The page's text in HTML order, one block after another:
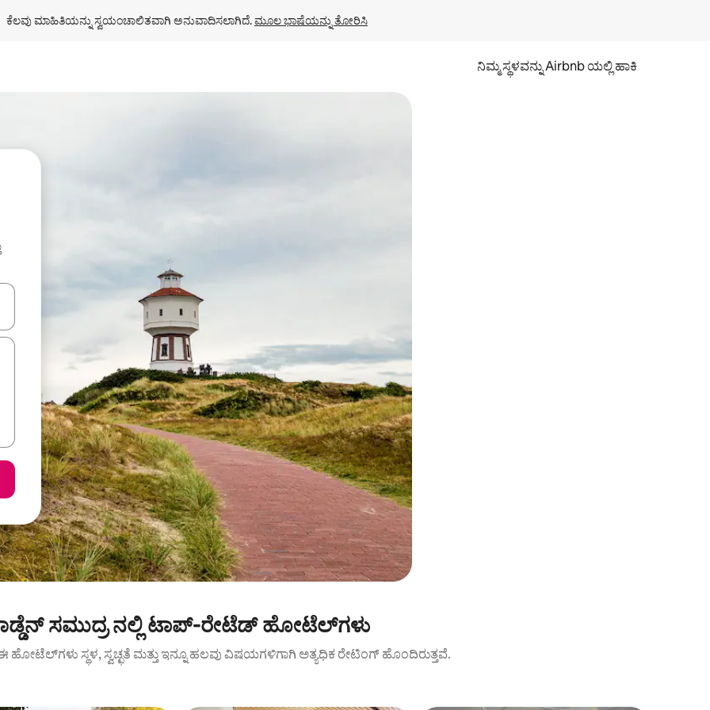
ಕೆಲವು ಮಾಹಿತಿಯನ್ನು ಸ್ವಯಂಚಾಲಿತವಾಗಿ ಅನುವಾದಿಸಲಾಗಿದೆ. ಮೂಲ ಭಾಷೆಯನ್ನು ತೋರಿಸಿ
ನಿಮ್ಮ ಸ್ಥಳವನ್ನು Airbnb ಯಲ್ಲಿ ಹಾಕಿ
ನ್ಯಾವಿಗೇಟ್ ಮಾಡಿ ಅಥವಾ ಸ್ಪರ್ಶ ಅಥವಾ ಸ್ವೈಪ್ ಗೆಸ್ಚರ್‌ಗಳ ಮೂಲಕ ಅನ್ವೇಷಿಸಿ.
ಸಮುದ್ರ ನಲ್ಲಿ ಟಾಪ್-ರೇಟೆಡ್ ಹೋಟೆಲ್‌ಗಳು
ಈ ಹೋಟೆಲ್‌ಗಳು ಸ್ಥಳ, ಸ್ವಚ್ಛತೆ ಮತ್ತು ಇನ್ನೂ ಹಲವು ವಿಷಯಗಳಿಗಾಗಿ ಅತ್ಯಧಿಕ ರೇಟಿಂಗ್ ‌ಹೊಂದಿರುತ್ತವೆ.